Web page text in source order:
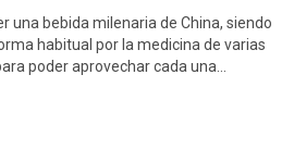
una bebida milenaria de China, siendo
habitual por la medicina de varias
poder aprovechar cada una…